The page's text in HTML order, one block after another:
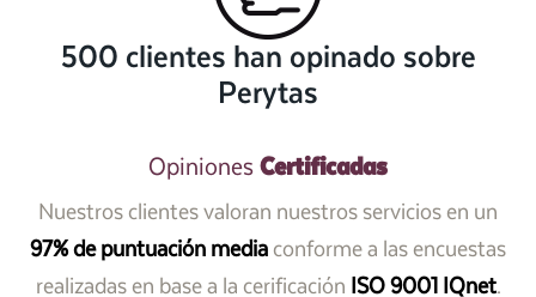
500 clientes han opinado sobre
Perytas
Opiniones Certificadas
Nuestros clientes valoran nuestros servicios en un
97% de puntuación mediaconforme a las encuestas
realizadas en base a la cerificación ISO 9001 IQnet.